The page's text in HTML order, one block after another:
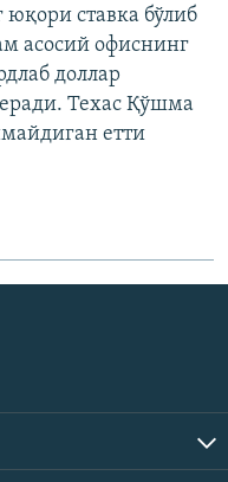
ставка бўлиб
асосий офиснинг
доллар
Техас Қўшма
етти